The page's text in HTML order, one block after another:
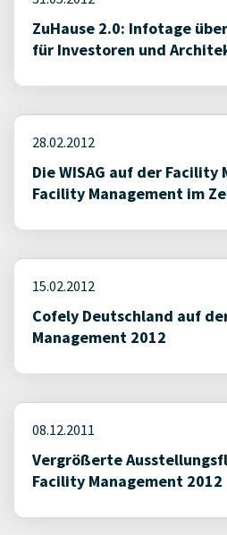
ZuHause 2.0: Infotage
für Investoren und
28.02.2012
Die WISAG auf der Facility
Facility Management im
15.02.2012
Cofely Deutschland auf
Management 2012
08.12.2011
Vergrößerte
Facility Management 2012